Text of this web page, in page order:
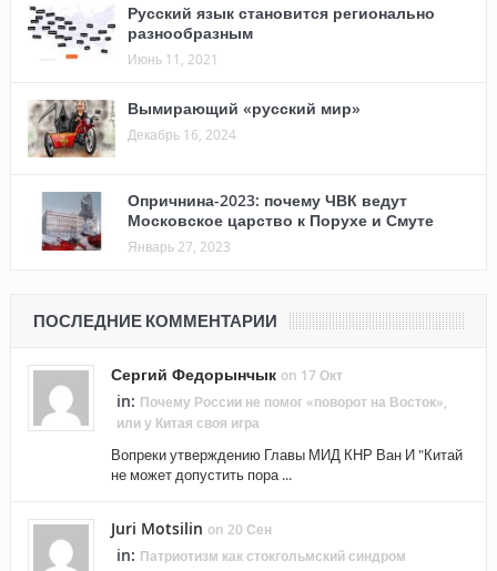
Русский язык становится регионально
разнообразным
Июнь 11, 2021
Вымирающий «русский мир»
Декабрь 16, 2024
Опричнина-2023: почему ЧВК ведут
Московское царство к Порухе и Смуте
Январь 27, 2023
ПОСЛЕДНИЕ КОММЕНТАРИИ
Сергий Федорынчык on 17 Окт
in: Почему России не помог «поворот на Восток»,
или у Китая своя игра
Вопреки утверждению Главы МИД КНР Ван И "Китай
не может допустить пора ...
Juri Motsilin on 20 Сен
in: Патриотизм как стокгольмский синдром